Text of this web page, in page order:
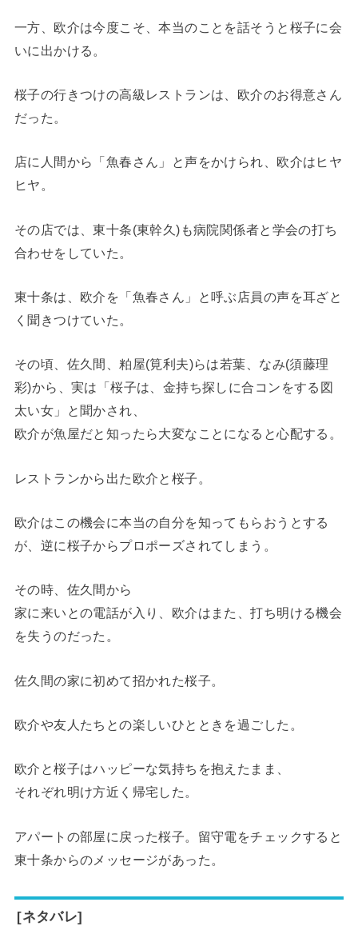
一方、欧介は今度こそ、本当のことを話そうと桜子に会
いに出かける。
桜子の行きつけの高級レストランは、欧介のお得意さん
だった。
店に人間から「魚春さん」と声をかけられ、欧介はヒヤ
ヒヤ。
その店では、東十条(東幹久)も病院関係者と学会の打ち
合わせをしていた。
東十条は、欧介を「魚春さん」と呼ぶ店員の声を耳ざと
く聞きつけていた。
その頃、佐久間、粕屋(筧利夫)らは若葉、なみ(須藤理
彩)から、実は「桜子は、金持ち探しに合コンをする図
太い女」と聞かされ、
欧介が魚屋だと知ったら大変なことになると心配する。
レストランから出た欧介と桜子。
欧介はこの機会に本当の自分を知ってもらおうとする
が、逆に桜子からプロポーズされてしまう。
その時、佐久間から
家に来いとの電話が入り、欧介はまた、打ち明ける機会
を失うのだった。
佐久間の家に初めて招かれた桜子。
欧介や友人たちとの楽しいひとときを過ごした。
欧介と桜子はハッピーな気持ちを抱えたまま、
それぞれ明け方近く帰宅した。
アパートの部屋に戻った桜子。留守電をチェックすると
東十条からのメッセージがあった。
[ネタバレ]